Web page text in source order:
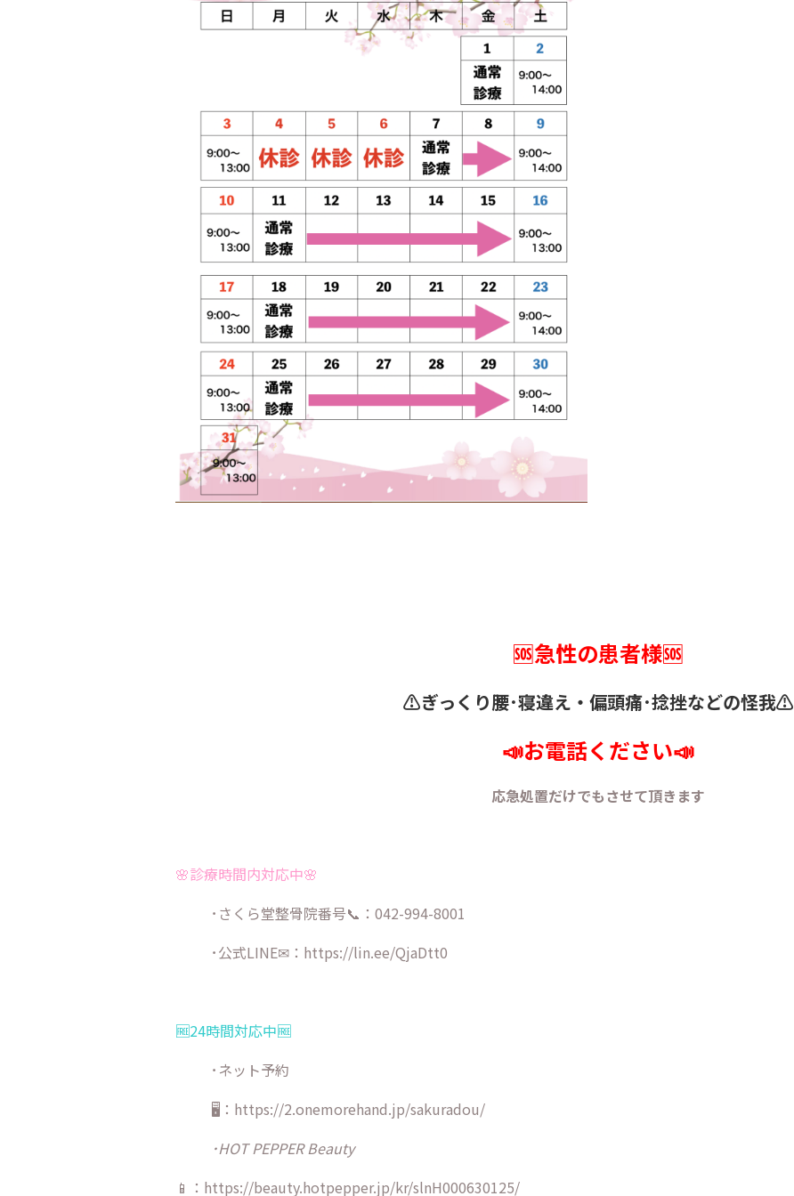
🆘急性の患者様🆘
⚠️ぎっくり腰･寝違え・ 偏頭痛･捻挫などの怪我⚠️
📣お電話ください📣
応急処置だけでもさせて頂きます
🌸診療時間内対応中🌸
･さくら堂整骨院番号📞：042-994-8001
･公式LINE✉： https://lin.ee/QjaDtt0
🆓24時間対応中🆓
･ネット予約
🖥：https://2.onemorehand.jp/sakuradou/
･HOT PEPPER Beauty
📱：https://beauty.hotpepper.jp/kr/slnH000630125/